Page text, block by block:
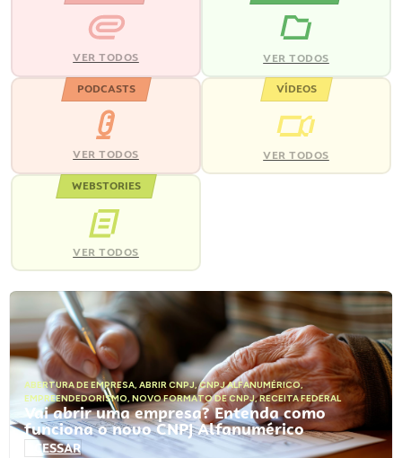
VER TODOS VER TODOS
PODCASTS
VER TODOS
VÍDEOS
VER TODOS
WEBSTORIES
VER TODOS
ABERTURA DE EMPRESA, ABRIR CNPJ,CNPJ ALFANUMÉRICO,
EMPREENDEDORISMO, NOVO FORMATO DE CNPJ,RECEITA FEDERAL
Vai abrir uma empresa? Entenda como
funciona o novo CNPJ Alfanumérico
ACESSAR